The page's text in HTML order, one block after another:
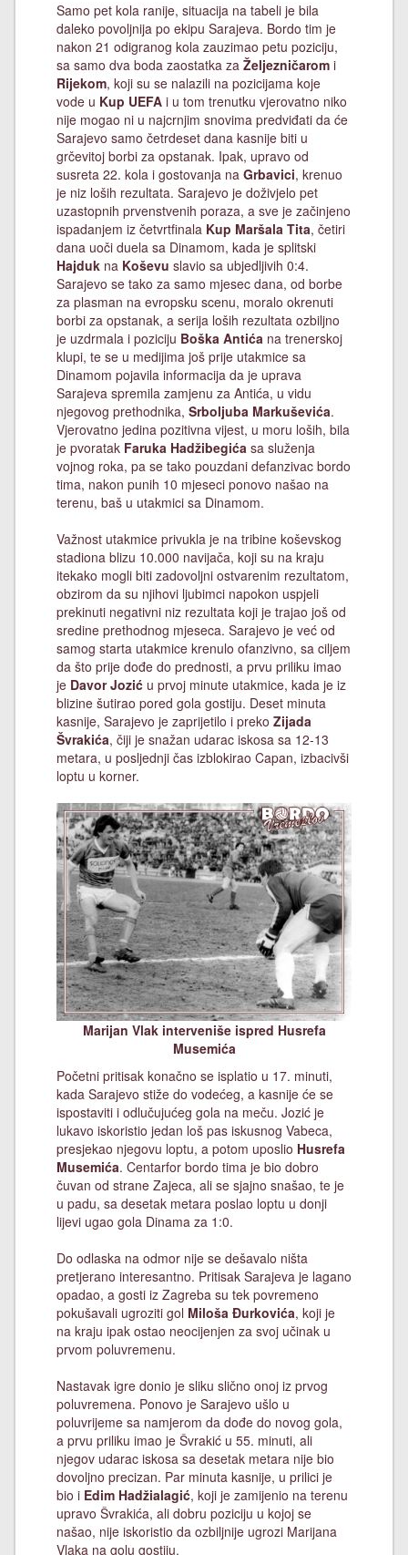
Samo pet kola ranije, situacija na tabeli je bila
daleko povoljnija po ekipu Sarajeva. Bordo tim je
nakon 21 odigranog kola zauzimao petu poziciju,
sa samo dva boda zaostatka za Željezničarom i
Rijekom, koji su se nalazili na pozicijama koje
vode u Kup UEFA i u tom trenutku vjerovatno niko
nije mogao ni u najcrnjim snovima predviđati da će
Sarajevo samo četrdeset dana kasnije biti u
grčevitoj borbi za opstanak. Ipak, upravo od
susreta 22. kola i gostovanja na Grbavici, krenuo
je niz loših rezultata. Sarajevo je doživjelo pet
uzastopnih prvenstvenih poraza, a sve je začinjeno
ispadanjem iz četvrtfinala Kup Maršala Tita, četiri
dana uoči duela sa Dinamom, kada je splitski
Hajduk na Koševu slavio sa ubjedljivih 0:4.
Sarajevo se tako za samo mjesec dana, od borbe
za plasman na evropsku scenu, moralo okrenuti
borbi za opstanak, a serija loših rezultata ozbiljno
je uzdrmala i poziciju Boška Antića na trenerskoj
klupi, te se u medijima još prije utakmice sa
Dinamom pojavila informacija da je uprava
Sarajeva spremila zamjenu za Antića, u vidu
njegovog prethodnika, Srboljuba Markuševića.
Vjerovatno jedina pozitivna vijest, u moru loših, bila
je pvoratak Faruka Hadžibegića sa služenja
vojnog roka, pa se tako pouzdani defanzivac bordo
tima, nakon punih 10 mjeseci ponovo našao na
terenu, baš u utakmici sa Dinamom.
Važnost utakmice privukla je na tribine koševskog
stadiona blizu 10.000 navijača, koji su na kraju
itekako mogli biti zadovoljni ostvarenim rezultatom,
obzirom da su njihovi ljubimci napokon uspjeli
prekinuti negativni niz rezultata koji je trajao još od
sredine prethodnog mjeseca. Sarajevo je već od
samog starta utakmice krenulo ofanzivno, sa ciljem
da što prije dođe do prednosti, a prvu priliku imao
je Davor Jozić u prvoj minute utakmice, kada je iz
blizine šutirao pored gola gostiju. Deset minuta
kasnije, Sarajevo je zaprijetilo i preko Zijada
Švrakića, čiji je snažan udarac iskosa sa 12-13
metara, u posljednji čas izblokirao Capan, izbacivši
loptu u korner.
Marijan Vlak interveniše ispred Husrefa
Musemića
Početni pritisak konačno se isplatio u 17. minuti,
kada Sarajevo stiže do vodećeg, a kasnije će se
ispostaviti i odlučujućeg gola na meču. Jozić je
lukavo iskoristio jedan loš pas iskusnog Vabeca,
presjekao njegovu loptu, a potom uposlio Husrefa
Musemića. Centarfor bordo tima je bio dobro
čuvan od strane Zajeca, ali se sjajno snašao, te je
u padu, sa desetak metara poslao loptu u donji
lijevi ugao gola Dinama za 1:0.
Do odlaska na odmor nije se dešavalo ništa
pretjerano interesantno. Pritisak Sarajeva je lagano
opadao, a gosti iz Zagreba su tek povremeno
pokušavali ugroziti gol Miloša Đurkovića, koji je
na kraju ipak ostao neocijenjen za svoj učinak u
prvom poluvremenu.
Nastavak igre donio je sliku slično onoj iz prvog
poluvremena. Ponovo je Sarajevo ušlo u
poluvrijeme sa namjerom da dođe do novog gola,
a prvu priliku imao je Švrakić u 55. minuti, ali
njegov udarac iskosa sa desetak metara nije bio
dovoljno precizan. Par minuta kasnije, u prilici je
bio i Edim Hadžialagić, koji je zamijenio na terenu
upravo Švrakića, ali dobru poziciju u kojoj se
našao, nije iskoristio da ozbiljnije ugrozi Marijana
Vlaka na golu gostiju.